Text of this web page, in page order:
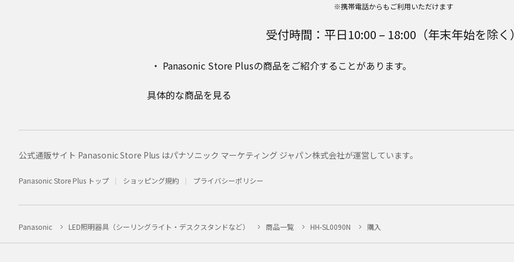
※携帯電話からもご利用いただけます
受付時間：平日10:00 – 18:00（年末年始を除く）
Panasonic Store Plusの商品をご紹介することがあります。
具体的な商品を見る
公式通販サイト Panasonic Store Plus はパナソニック マーケティング ジャパン株式会社が運営しています。
Panasonic Store Plus トップ ショッピング規約 プライバシーポリシー
Panasonic LED照明器具（シーリングライト・デスクスタンドなど） 商品一覧 HH-SL0090N 購入